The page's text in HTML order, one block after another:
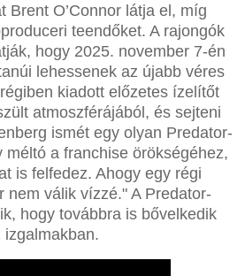
Brent O’Connor látja el, míg
teendőket. A rajongók
hogy 2025. november 7-én
lehessenek az újabb véres
kiadott előzetes ízelítőt
atmoszférájából, és sejteni
ismét egy olyan Predator-
méltó a franchise örökségéhez,
is felfedez. Ahogy egy régi
nem válik vízzé." A Predator-
hogy továbbra is bővelkedik
izgalmakban.